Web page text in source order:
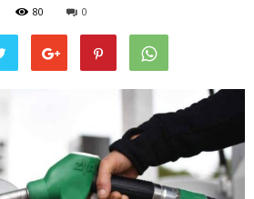
80 0